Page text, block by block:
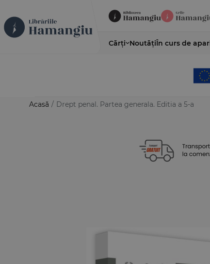
Cărți NoutățiÎn curs de
Acasă / Drept penal. Partea generala. Editia a 5-a